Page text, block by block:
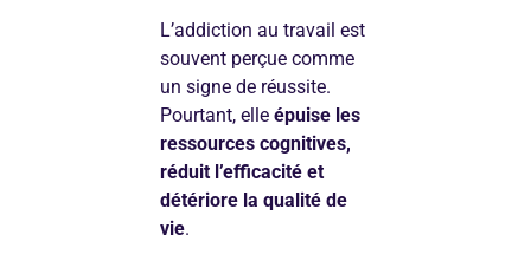
L’addiction au travail est
souvent perçue comme
un signe de réussite.
Pourtant, elle épuise les
ressources cognitives,
réduit l’efficacité et
détériore la qualité de
vie.